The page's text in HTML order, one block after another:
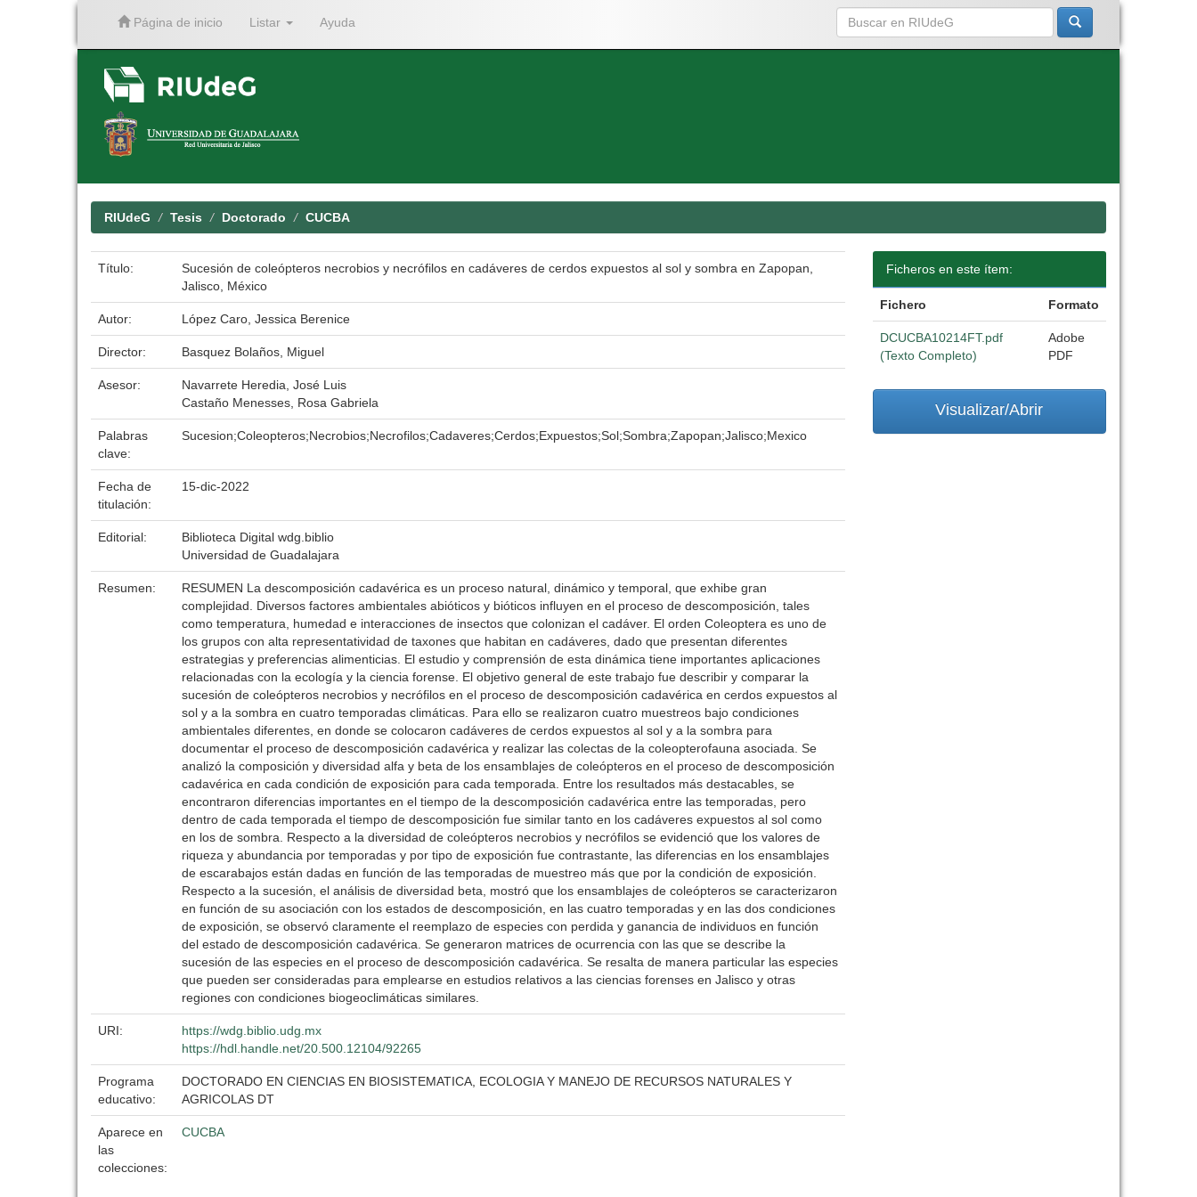
Página de inicio Listar Ayuda
RIUdeG Tesis Doctorado CUCBA
Título:
Sucesión de coleópteros necrobios y necrófilos en cadáveres de cerdos expuestos al sol y sombra en Zapopan,
Jalisco, México
Autor: López Caro, Jessica Berenice
Director: Basquez Bolaños, Miguel
Asesor:
Navarrete Heredia, José Luis
Castaño Menesses, Rosa Gabriela
Palabras
clave:
Sucesion;Coleopteros;Necrobios;Necrofilos;Cadaveres;Cerdos;Expuestos;Sol;Sombra;Zapopan;Jalisco;Mexico
Fecha de
titulación:
15-dic-2022
Editorial:
Biblioteca Digital wdg.biblio
Universidad de Guadalajara
Resumen:
RESUMEN La descomposición cadavérica es un proceso natural, dinámico y temporal, que exhibe gran
complejidad. Diversos factores ambientales abióticos y bióticos influyen en el proceso de descomposición, tales
como temperatura, humedad e interacciones de insectos que colonizan el cadáver. El orden Coleoptera es uno de
los grupos con alta representatividad de taxones que habitan en cadáveres, dado que presentan diferentes
estrategias y preferencias alimenticias. El estudio y comprensión de esta dinámica tiene importantes aplicaciones
relacionadas con la ecología y la ciencia forense. El objetivo general de este trabajo fue describir y comparar la
sucesión de coleópteros necrobios y necrófilos en el proceso de descomposición cadavérica en cerdos expuestos al
sol y a la sombra en cuatro temporadas climáticas. Para ello se realizaron cuatro muestreos bajo condiciones
ambientales diferentes, en donde se colocaron cadáveres de cerdos expuestos al sol y a la sombra para
documentar el proceso de descomposición cadavérica y realizar las colectas de la coleopterofauna asociada. Se
analizó la composición y diversidad alfa y beta de los ensamblajes de coleópteros en el proceso de descomposición
cadavérica en cada condición de exposición para cada temporada. Entre los resultados más destacables, se
encontraron diferencias importantes en el tiempo de la descomposición cadavérica entre las temporadas, pero
dentro de cada temporada el tiempo de descomposición fue similar tanto en los cadáveres expuestos al sol como
en los de sombra. Respecto a la diversidad de coleópteros necrobios y necrófilos se evidenció que los valores de
riqueza y abundancia por temporadas y por tipo de exposición fue contrastante, las diferencias en los ensamblajes
de escarabajos están dadas en función de las temporadas de muestreo más que por la condición de exposición.
Respecto a la sucesión, el análisis de diversidad beta, mostró que los ensamblajes de coleópteros se caracterizaron
en función de su asociación con los estados de descomposición, en las cuatro temporadas y en las dos condiciones
de exposición, se observó claramente el reemplazo de especies con perdida y ganancia de individuos en función
del estado de descomposición cadavérica. Se generaron matrices de ocurrencia con las que se describe la
sucesión de las especies en el proceso de descomposición cadavérica. Se resalta de manera particular las especies
que pueden ser consideradas para emplearse en estudios relativos a las ciencias forenses en Jalisco y otras
regiones con condiciones biogeoclimáticas similares.
URI:
https://wdg.biblio.udg.mx
https://hdl.handle.net/20.500.12104/92265
Programa
educativo:
DOCTORADO EN CIENCIAS EN BIOSISTEMATICA, ECOLOGIA Y MANEJO DE RECURSOS NATURALES Y
AGRICOLAS DT
Aparece en
las
colecciones:
CUCBA
Ficheros en este ítem:
Fichero Formato
DCUCBA10214FT.pdf
(Texto Completo)
Adobe
PDF
Visualizar/Abrir